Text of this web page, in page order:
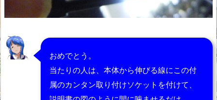
おめでとう。
当たりの人は、本体から伸びる線にこの付
属のカンタン取り付けソケットを付けて、